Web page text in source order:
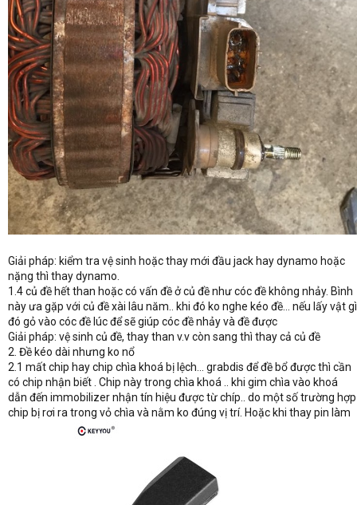
Giải pháp: kiểm tra vệ sinh hoặc thay mới đầu jack hay dynamo hoặc
nặng thì thay dynamo.
1.4 củ đề hết than hoặc có vấn đề ở củ đề như cóc đề không nhảy. Bình
này ưa gặp với củ đề xài lâu năm.. khi đó ko nghe kéo đề... nếu lấy vật gì
đó gỏ vào cóc đề lúc để sẽ giúp cóc đề nhảy và đề được
Giải pháp: vệ sinh củ đề, thay than v.v còn sang thì thay cả củ đề
2. Đề kéo dài nhưng ko nổ
2.1 mất chip hay chip chìa khoá bị lệch... grabdis để đề bổ được thì cần
có chip nhận biết . Chip này trong chìa khoá .. khi gim chìa vào khoá
dẫn đến immobilizer nhận tín hiệu được từ chíp.. do một số trường hợp
chip bị rơi ra trong vỏ chìa và nằm ko đúng vị trí. Hoặc khi thay pin làm